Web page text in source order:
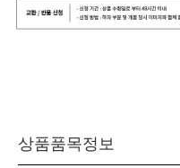
상품품목정보